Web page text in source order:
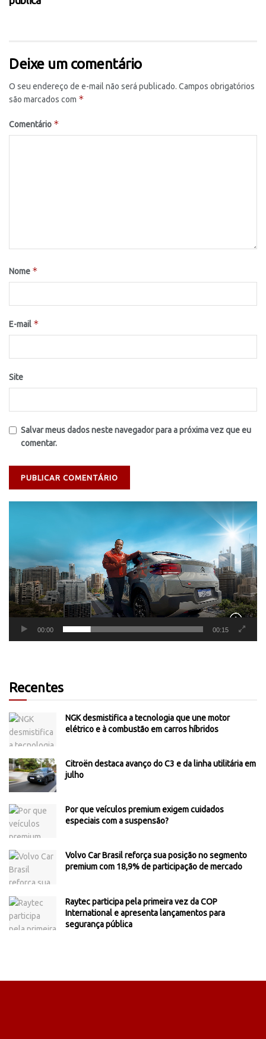
Deixe um comentário
O seu endereço de e-mail não será publicado. Campos obrigatórios
são marcados com *
Comentário *
Nome *
E-mail *
Site
Salvar meus dados neste navegador para a próxima vez que eu
comentar.
00:00 00:15
Recentes
NGK desmistifica a tecnologia que une motor
elétrico e à combustão em carros híbridos
Citroën destaca avanço do C3 e da linha utilitária em
julho
Por que veículos premium exigem cuidados
especiais com a suspensão?
Volvo Car Brasil reforça sua posição no segmento
premium com 18,9% de participação de mercado
Raytec participa pela primeira vez da COP
International e apresenta lançamentos para
segurança pública